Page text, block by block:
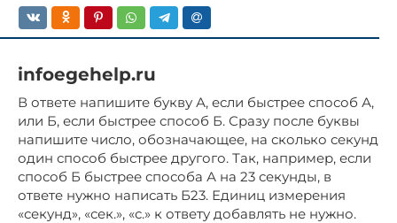
infoegehelp.ru
В ответе напишите букву А, если быстрее способ А,
или Б, если быстрее способ Б. Сразу после буквы
напишите число, обозначающее, на сколько секунд
один способ быстрее другого. Так, например, если
способ Б быстрее способа А на 23 секунды, в
ответе нужно написать Б23. Единиц измерения
«секунд», «сек.», «с.» к ответу добавлять не нужно.